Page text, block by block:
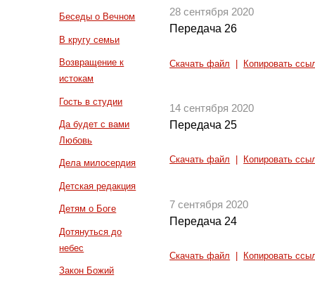
Беседы о Вечном
В кругу семьи
Возвращение к
истокам
Гость в студии
Да будет с вами
Любовь
Дела милосердия
Детская редакция
Детям о Боге
Дотянуться до
небес
Закон Божий
28 сентября 2020
Передача 26
Скачать файл Копировать
14 сентября 2020
Передача 25
Скачать файл Копировать
7 сентября 2020
Передача 24
Скачать файл Копировать